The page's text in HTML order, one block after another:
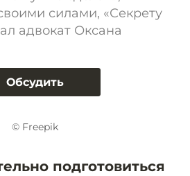
силами, «Секрету
адвокат Оксана
Обсудить
© Freepik
подготовиться